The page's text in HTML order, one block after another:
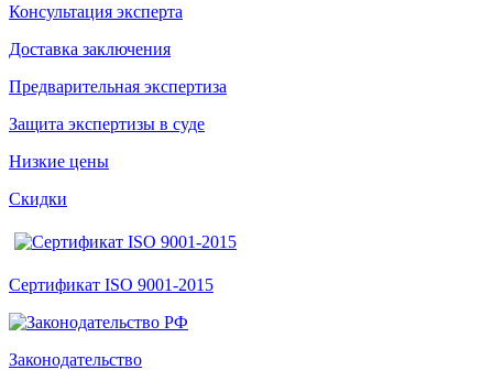
Консультация эксперта
Доставка заключения
Предварительная экспертиза
Защита экспертизы в суде
Низкие цены
Скидки
Сертификат ISO 9001-2015
Законодательство